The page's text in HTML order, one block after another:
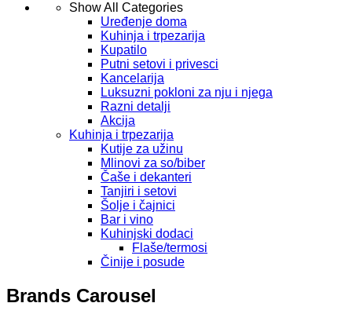
Show All Categories
Uređenje doma
Kuhinja i trpezarija
Kupatilo
Putni setovi i privesci
Kancelarija
Luksuzni pokloni za nju i njega
Razni detalji
Akcija
Kuhinja i trpezarija
Kutije za užinu
Mlinovi za so/biber
Čaše i dekanteri
Tanjiri i setovi
Šolje i čajnici
Bar i vino
Kuhinjski dodaci
Flaše/termosi
Činije i posude
Brands Carousel